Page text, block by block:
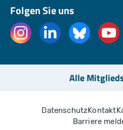
Folgen Sie uns
Alle
DatenschutzKontakt
Barriere